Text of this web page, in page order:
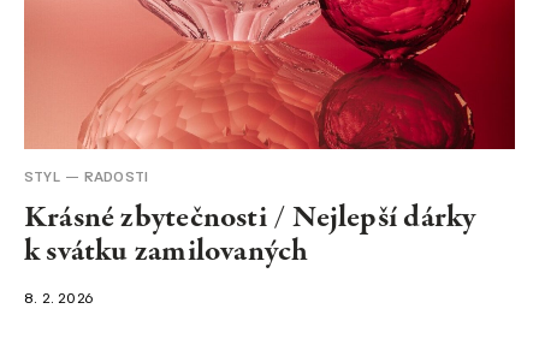
STYL RADOSTI
Krásné zbytečnosti / Nejlepší dárky
k svátku zamilovaných
8. 2. 2026